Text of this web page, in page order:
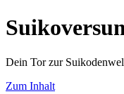
Dein Tor zur
Zum Inhalt